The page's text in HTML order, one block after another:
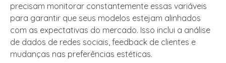
precisam monitorar constantemente essas variáveis
para garantir que seus modelos estejam alinhados
com as expectativas do mercado. Isso inclui a análise
de dados de redes sociais, feedback de clientes e
mudanças nas preferências estéticas.